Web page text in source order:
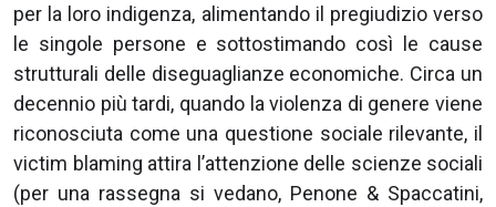
per la loro indigenza, alimentando il pregiudizio verso
le singole persone e sottostimando così le cause
strutturali delle diseguaglianze economiche. Circa un
decennio più tardi, quando la violenza di genere viene
riconosciuta come una questione sociale rilevante, il
victim blaming attira l’attenzione delle scienze sociali
(per una rassegna si vedano, Penone & Spaccatini,